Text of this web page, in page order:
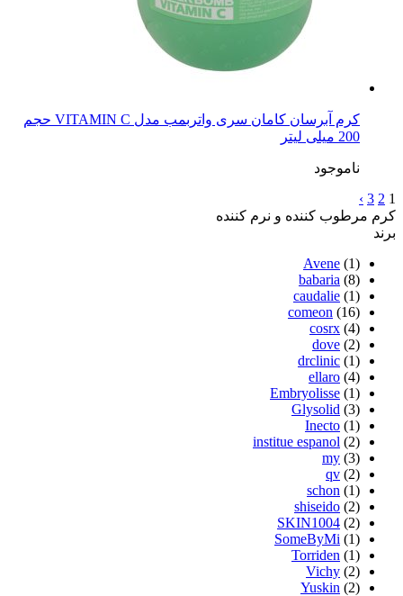
کرم آبرسان کامان سری واتربمب مدل VITAMIN C حجم
200 میلی لیتر
ناموجود
1
2
3
›
کرم مرطوب کننده و نرم کننده
برند
Avene (1)
babaria (8)
caudalie (1)
comeon (16)
cosrx (4)
dove (2)
drclinic (1)
ellaro (4)
Embryolisse (1)
Glysolid (3)
Inecto (1)
institue espanol (2)
my (3)
qv (2)
schon (1)
shiseido (2)
SKIN1004 (2)
SomeByMi (1)
Torriden (1)
Vichy (2)
Yuskin (2)